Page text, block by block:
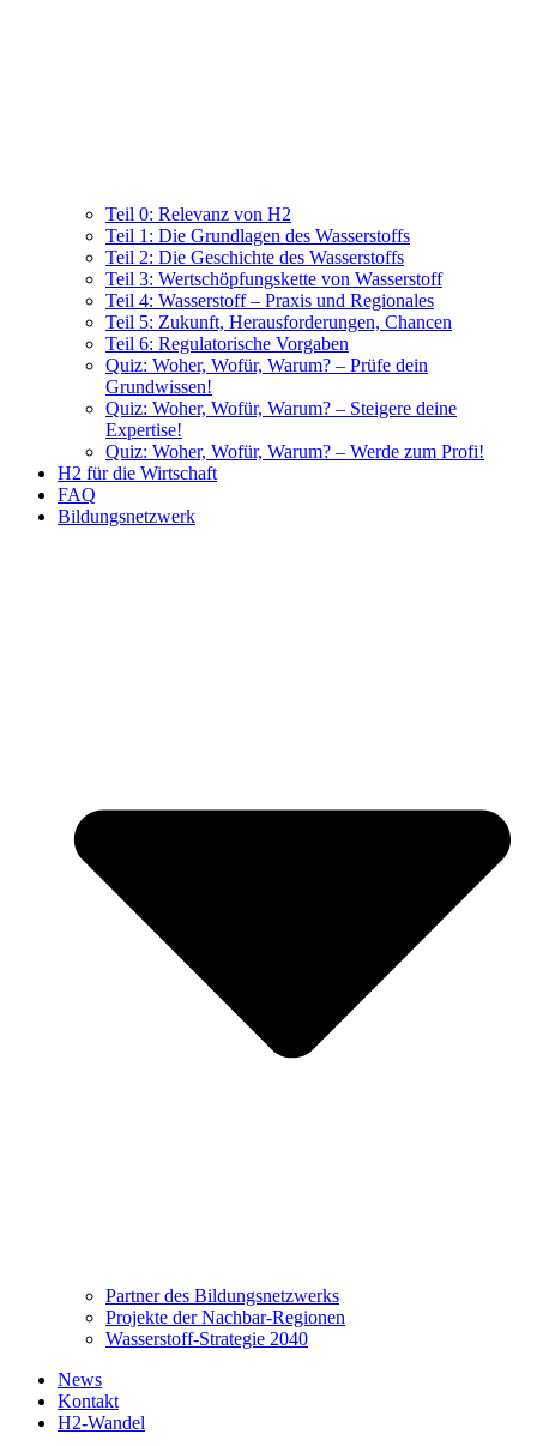
Teil 0: Relevanz von H2
Teil 1: Die Grundlagen des Wasserstoffs
Teil 2: Die Geschichte des Wasserstoffs
Teil 3: Wertschöpfungskette von Wasserstoff
Teil 4: Wasserstoff – Praxis und Regionales
Teil 5: Zukunft, Herausforderungen, Chancen
Teil 6: Regulatorische Vorgaben
Quiz: Woher, Wofür, Warum? – Prüfe dein
Grundwissen!
Quiz: Woher, Wofür, Warum? – Steigere deine
Expertise!
Quiz: Woher, Wofür, Warum? – Werde zum Profi!
H2 für die Wirtschaft
FAQ
Bildungsnetzwerk
Partner des Bildungsnetzwerks
Projekte der Nachbar-Regionen
Wasserstoff-Strategie 2040
News
Kontakt
H2-Wandel